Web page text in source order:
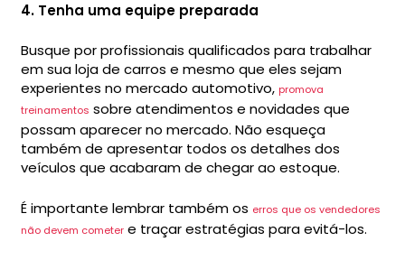
4. Tenha uma equipe preparada
Busque por profissionais qualificados para trabalhar
em sua loja de carros e mesmo que eles sejam
experientes no mercado automotivo, promova
treinamentos sobre atendimentos e novidades que
possam aparecer no mercado. Não esqueça
também de apresentar todos os detalhes dos
veículos que acabaram de chegar ao estoque.
É importante lembrar também os erros que os vendedores
não devem cometer e traçar estratégias para evitá-los.